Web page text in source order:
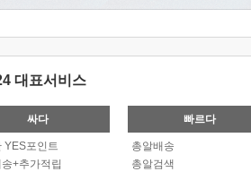
대표서비스
싸다
YES포인트
+추가적립
빠르다
총알배송
총알검색